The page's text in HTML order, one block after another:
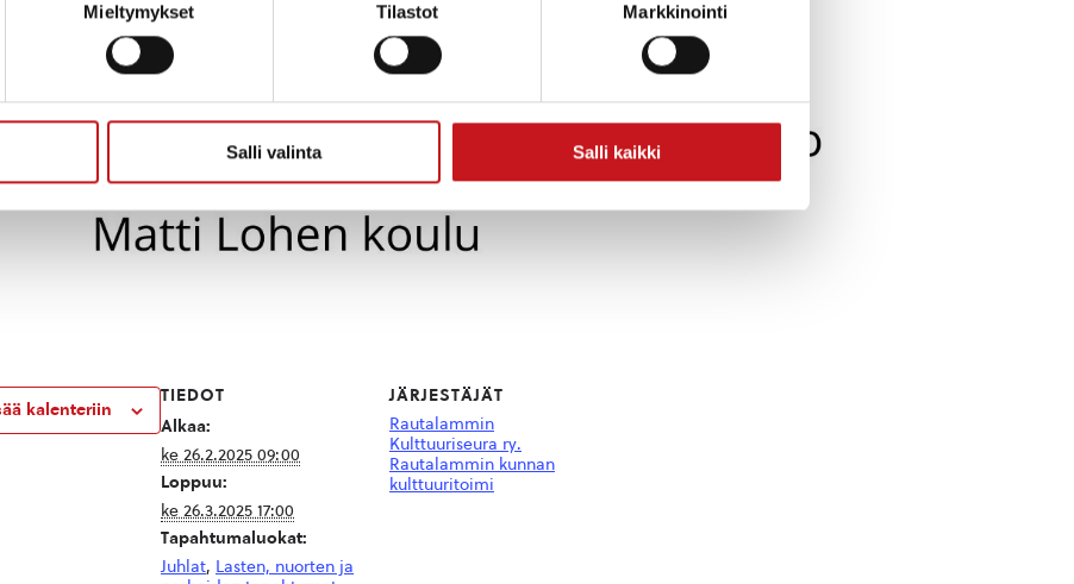
Mieltymykset Tilastot Markkinointi
Salli valinta Salli kaikki
kalenteriin
TIEDOT
Alkaa:
ke 26.2.2025 09:00
Loppuu:
ke 26.3.2025 17:00
Tapahtumaluokat:
Juhlat, Lasten, nuorten ja
JÄRJESTÄJÄT
Rautalammin
Kulttuuriseura ry.
Rautalammin kunnan
kulttuuritoimi